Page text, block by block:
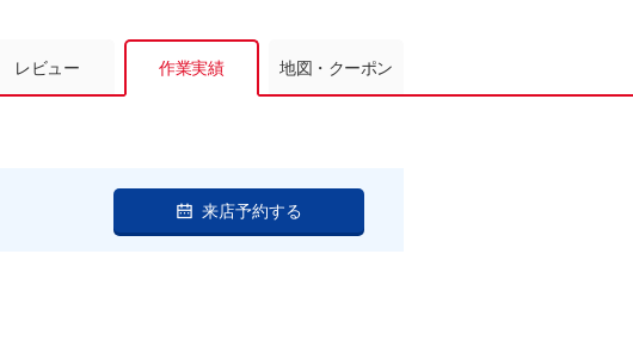
レビュー 作業実績 地図・クーポン
来店予約する